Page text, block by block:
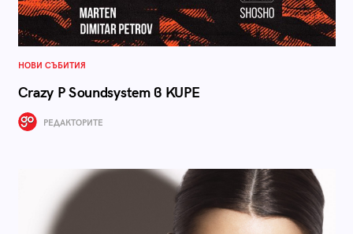
НОВИ СЪБИТИЯ
Crazy P Soundsystem в KUPE
РЕДАКТОРИТЕ